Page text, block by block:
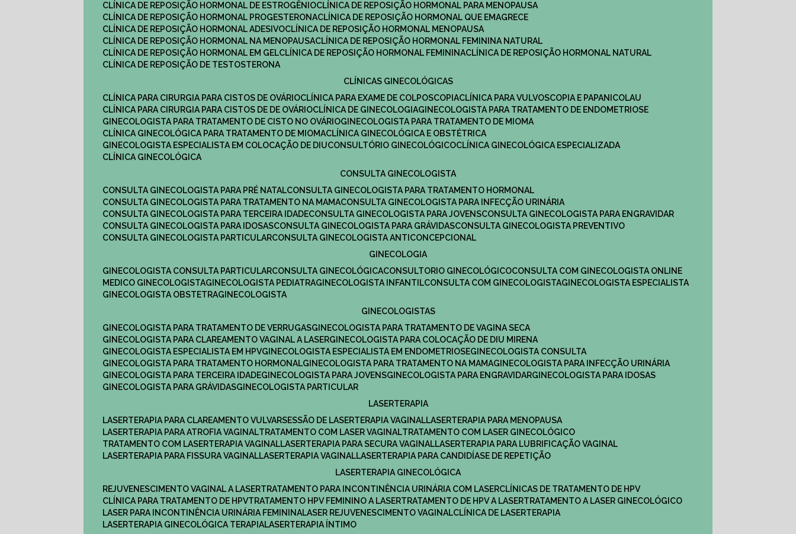
CLÍNICA DE REPOSIÇÃO HORMONAL DE ESTROGÊNIO
CLÍNICA DE REPOSIÇÃO HORMONAL PARA MENOPAUSA
CLÍNICA DE REPOSIÇÃO HORMONAL PROGESTERONA
CLÍNICA DE REPOSIÇÃO HORMONAL QUE EMAGRECE
CLÍNICA DE REPOSIÇÃO HORMONAL ADESIVO
CLÍNICA DE REPOSIÇÃO HORMONAL MENOPAUSA
CLÍNICA DE REPOSIÇÃO HORMONAL NA MENOPAUSA
CLÍNICA DE REPOSIÇÃO HORMONAL FEMININA NATURAL
CLÍNICA DE REPOSIÇÃO HORMONAL EM GEL
CLÍNICA DE REPOSIÇÃO HORMONAL FEMININA
CLÍNICA DE REPOSIÇÃO HORMONAL NATURAL
CLÍNICA DE REPOSIÇÃO DE TESTOSTERONA
CLÍNICAS GINECOLÓGICAS
CLÍNICA PARA CIRURGIA PARA CISTOS DE OVÁRIO
CLÍNICA PARA EXAME DE COLPOSCOPIA
CLÍNICA PARA VULVOSCOPIA E PAPANICOLAU
CLÍNICA PARA CIRURGIA PARA CISTOS DE DE OVÁRIO
CLÍNICA DE GINECOLOGIA
GINECOLOGISTA PARA TRATAMENTO DE ENDOMETRIOSE
GINECOLOGISTA PARA TRATAMENTO DE CISTO NO OVÁRIO
GINECOLOGISTA PARA TRATAMENTO DE MIOMA
CLÍNICA GINECOLÓGICA PARA TRATAMENTO DE MIOMA
CLÍNICA GINECOLÓGICA E OBSTÉTRICA
GINECOLOGISTA ESPECIALISTA EM COLOCAÇÃO DE DIU
CONSULTÓRIO GINECOLÓGICO
CLÍNICA GINECOLÓGICA ESPECIALIZADA
CLÍNICA GINECOLÓGICA
CONSULTA GINECOLOGISTA
CONSULTA GINECOLOGISTA PARA PRÉ NATAL
CONSULTA GINECOLOGISTA PARA TRATAMENTO HORMONAL
CONSULTA GINECOLOGISTA PARA TRATAMENTO NA MAMA
CONSULTA GINECOLOGISTA PARA INFECÇÃO URINÁRIA
CONSULTA GINECOLOGISTA PARA TERCEIRA IDADE
CONSULTA GINECOLOGISTA PARA JOVENS
CONSULTA GINECOLOGISTA PARA ENGRAVIDAR
CONSULTA GINECOLOGISTA PARA IDOSAS
CONSULTA GINECOLOGISTA PARA GRÁVIDAS
CONSULTA GINECOLOGISTA PREVENTIVO
CONSULTA GINECOLOGISTA PARTICULAR
CONSULTA GINECOLOGISTA ANTICONCEPCIONAL
GINECOLOGIA
GINECOLOGISTA CONSULTA PARTICULAR​
CONSULTA GINECOLÓGICA​ CONSULTORIO GINECOLÓGICO​
CONSULTA COM GINECOLOGISTA ONLINE​
MEDICO GINECOLOGISTA​
GINECOLOGISTA PEDIATRA​ GINECOLOGISTA INFANTIL​ CONSULTA COM GINECOLOGISTA​
GINECOLOGISTA ESPECIALISTA
GINECOLOGISTA OBSTETRA​
GINECOLOGISTA
GINECOLOGISTAS
GINECOLOGISTA PARA TRATAMENTO DE VERRUGAS
GINECOLOGISTA PARA TRATAMENTO DE VAGINA SECA
GINECOLOGISTA PARA CLAREAMENTO VAGINAL A LASER
GINECOLOGISTA PARA COLOCAÇÃO DE DIU MIRENA
GINECOLOGISTA ESPECIALISTA EM HPV
GINECOLOGISTA ESPECIALISTA EM ENDOMETRIOSE
GINECOLOGISTA CONSULTA
GINECOLOGISTA PARA TRATAMENTO HORMONAL
GINECOLOGISTA PARA TRATAMENTO NA MAMA
GINECOLOGISTA PARA INFECÇÃO URINÁRIA
GINECOLOGISTA PARA TERCEIRA IDADE
GINECOLOGISTA PARA JOVENS GINECOLOGISTA PARA ENGRAVIDAR
GINECOLOGISTA PARA IDOSAS
GINECOLOGISTA PARA GRÁVIDAS
GINECOLOGISTA PARTICULAR
LASERTERAPIA
LASERTERAPIA PARA CLAREAMENTO VULVAR
SESSÃO DE LASERTERAPIA​ VAGINAL LASERTERAPIA PARA MENOPAUSA
LASERTERAPIA PARA ATROFIA VAGINAL
TRATAMENTO COM LASER VAGINAL
TRATAMENTO COM LASER GINECOLÓGICO
TRATAMENTO COM LASERTERAPIA​ VAGINAL LASERTERAPIA PARA SECURA VAGINAL​ LASERTERAPIA PARA LUBRIFICAÇÃO VAGINAL​
LASERTERAPIA PARA FISSURA VAGINAL​ LASERTERAPIA VAGINAL​ LASERTERAPIA PARA CANDIDÍASE DE REPETIÇÃO
LASERTERAPIA GINECOLÓGICA
REJUVENESCIMENTO VAGINAL A LASER
TRATAMENTO PARA INCONTINÊNCIA URINÁRIA COM LASER
CLÍNICAS DE TRATAMENTO DE HPV
CLÍNICA PARA TRATAMENTO DE HPV
TRATAMENTO HPV FEMININO A LASER TRATAMENTO DE HPV A LASER
TRATAMENTO A LASER GINECOLÓGICO
LASER PARA INCONTINÊNCIA URINÁRIA FEMININA LASER REJUVENESCIMENTO VAGINAL
CLÍNICA DE LASERTERAPIA
LASERTERAPIA GINECOLÓGICA TERAPIA LASERTERAPIA ÍNTIMO